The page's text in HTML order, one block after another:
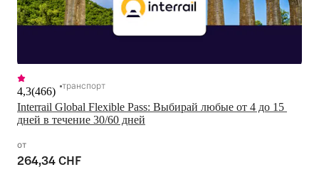
Interrail Global Flexible Pass: Выбирай любые от 4 до 15
дней в течение 30/60 дней
4,3(466) транспорт
от
264,34 CHF